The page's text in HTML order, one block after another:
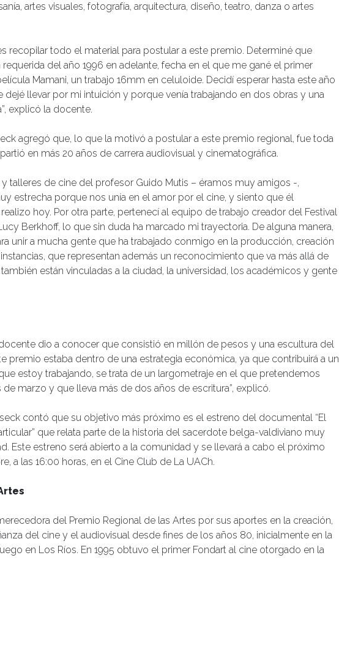
artes visuales, fotografía, arquitectura, diseño, teatro, danza o artes
recopilar todo el material para postular a este premio. Determiné que
del año 1996 en adelante, fecha en el que me gané el primer
Mamani, un trabajo 16mm en celuloide. Decidí esperar hasta este año
dejé llevar por mi intuición y porque venía trabajando en dos obras y una
explicó la docente.
agregó que, lo que la motivó a postular a este premio regional, fue toda
en más 20 años de carrera audiovisual y cinematográfica.
talleres de cine del profesor Guido Mutis – éramos muy amigos -,
estrecha porque nos unía en el amor por el cine, y siento que él
hoy. Por otra parte, pertenecí al equipo de trabajo creador del Festival
Berkhoff, lo que sin duda ha marcado mi trayectoria. De alguna manera,
unir a mucha gente que ha trabajado conmigo en la producción, creación
que representan además un reconocimiento que va más allá de
están vinculadas a la ciudad, la universidad, los académicos y gente
dio a conocer que consistió en millón de pesos y una escultura del
premio estaba dentro de una estrategia económica, ya que contribuirá a un
estoy trabajando, se trata de un largometraje en el que pretendemos
marzo y que lleva más de dos años de escritura”, explicó.
contó que su objetivo más próximo es el estreno del documental “El
que relata parte de la historia del sacerdote belga-valdiviano muy
Este estreno será abierto a la comunidad y se llevará a cabo el próximo
a las 16:00 horas, en el Cine Club de La UACh.
del Premio Regional de las Artes por sus aportes en la creación,
del cine y el audiovisual desde fines de los años 80, inicialmente en la
en Los Ríos. En 1995 obtuvo el primer Fondart al cine otorgado en la